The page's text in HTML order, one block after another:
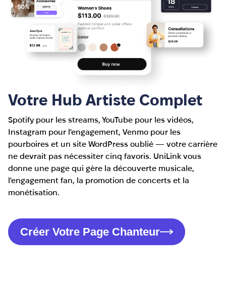
Votre Hub Artiste Complet
Spotify pour les streams, YouTube pour les vidéos,
Instagram pour l'engagement, Venmo pour les
pourboires et un site WordPress oublié — votre carrière
ne devrait pas nécessiter cinq favoris. UniLink vous
donne une page qui gère la découverte musicale,
l'engagement fan, la promotion de concerts et la
monétisation.
Créer Votre Page Chanteur